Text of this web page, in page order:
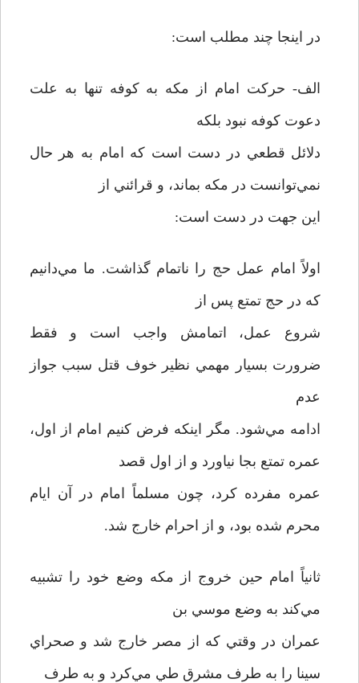
در اينجا چند مطلب است:
الف- حرکت امام از مکه به کوفه تنها به علت
دعوت کوفه نبود بلکه
دلائل قطعي در دست است که امام به هر حال
نمي‌توانست در مکه بماند، و قرائني از
اين جهت در دست است:
اولاً امام عمل حج را ناتمام گذاشت. ما مي‌دانيم
که در حج تمتع پس از
شروع عمل، اتمامش واجب است و فقط
ضرورت بسيار مهمي نظير خوف قتل سبب جواز
عدم
ادامه مي‌شود. مگر اينکه فرض کنيم امام از اول،
عمره تمتع بجا نياورد و از اول قصد
عمره مفرده کرد، چون مسلماً امام در آن ايام
محرم شده بود، و از احرام خارج شد.
ثانياً امام حين خروج از مکه وضع خود را تشبيه
مي‌کند به وضع موسي بن
عمران در وقتي که از مصر خارج شد و صحراي
سينا را به طرف مشرق طي مي‌کرد و به طرف